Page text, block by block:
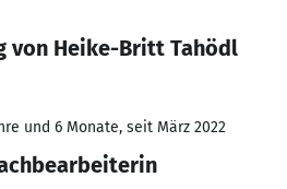
von Heike-Britt Tahödl
und 6 Monate, seit März 2022